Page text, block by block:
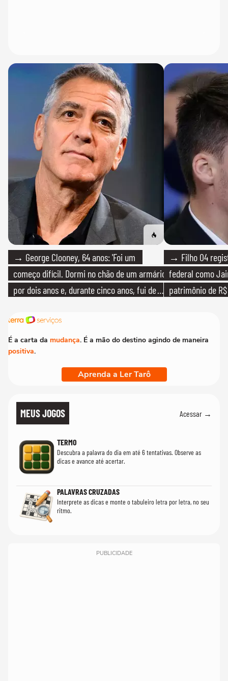
→ George Clooney, 64 anos: 'Foi um
começo difícil. Dormi no chão de um armário
por dois anos e, durante cinco anos, fui de
→ Filho 04
federal como
patrimônio de
É a carta da mudança. É a mão do destino agindo de maneira
positiva.
Aprenda a Ler Tarô
MEUS JOGOS Acessar →
TERMO
Descubra a palavra do dia em até 6 tentativas. Observe as
dicas e avance até acertar.
PALAVRAS CRUZADAS
Interprete as dicas e monte o tabuleiro letra por letra, no seu
ritmo.
PUBLICIDADE